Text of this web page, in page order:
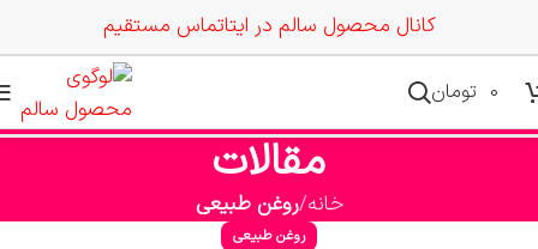
کانال محصول سالم در ایتاتماس مستقیم
0 تومان
مقالات
خانه روغن طبیعی
روغن طبیعی